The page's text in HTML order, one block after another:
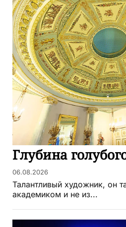
Глубина
06.08.2026
Талантливый художник, он
академиком и не из...